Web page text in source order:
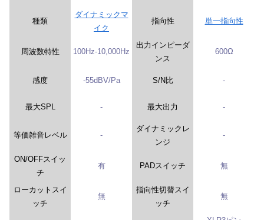
種類
ダイナミックマ
イク
指向性 単一指向性
周波数特性 100Hz-10,000Hz
出力インピーダ
ンス
600Ω
感度 -55dBV/Pa S/N比 -
最大SPL - 最大出力 -
等価雑音レベル -
ダイナミックレ
ンジ
-
ON/OFFスイッ
チ
有 PADスイッチ 無
ローカットスイ
ッチ
無
指向性切替スイ
ッチ
無